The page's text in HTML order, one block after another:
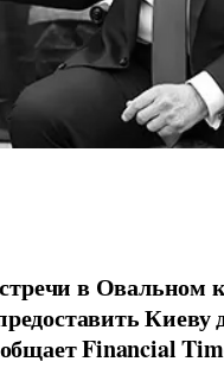
в Овальном
Financial